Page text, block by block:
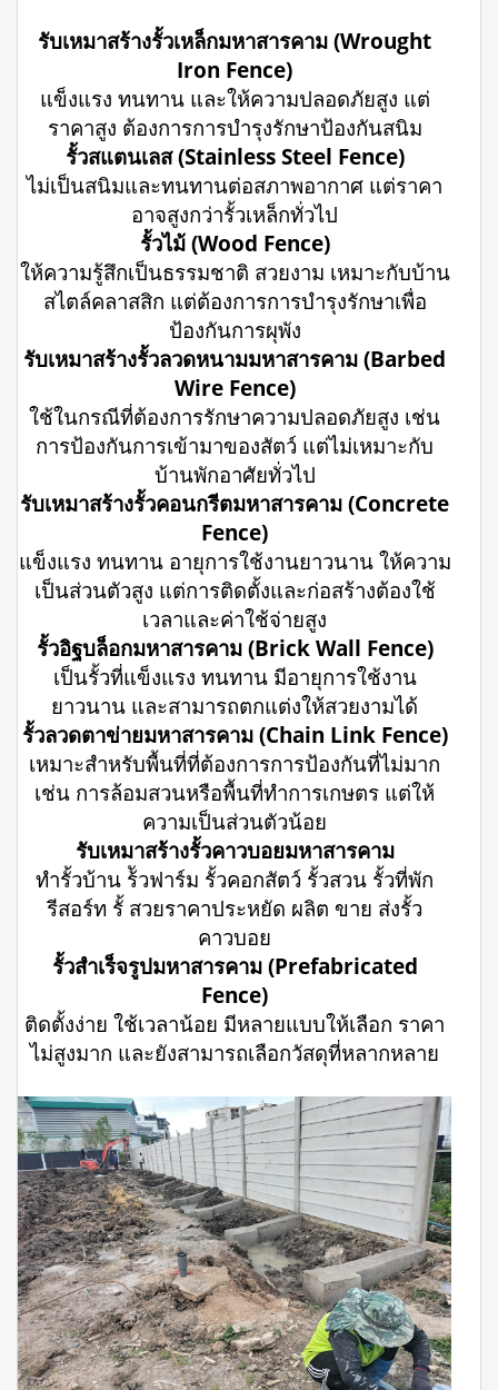
รับเหมาสร้างรั้วเหล็กมหาสารคาม (Wrought
Iron Fence)
แข็งแรง ทนทาน และให้ความปลอดภัยสูง แต่
ราคาสูง ต้องการการบำรุงรักษาป้องกันสนิม
รั้วสแตนเลส (Stainless Steel Fence)
ไม่เป็นสนิมและทนทานต่อสภาพอากาศ แต่ราคา
อาจสูงกว่ารั้วเหล็กทั่วไป
รั้วไม้ (Wood Fence)
ให้ความรู้สึกเป็นธรรมชาติ สวยงาม เหมาะกับบ้าน
สไตล์คลาสสิก แต่ต้องการการบำรุงรักษาเพื่อ
ป้องกันการผุพัง
รับเหมาสร้างรั้วลวดหนามมหาสารคาม (Barbed
Wire Fence)
ใช้ในกรณีที่ต้องการรักษาความปลอดภัยสูง เช่น
การป้องกันการเข้ามาของสัตว์ แต่ไม่เหมาะกับ
บ้านพักอาศัยทั่วไป
รับเหมาสร้างรั้วคอนกรีตมหาสารคาม (Concrete
Fence)
แข็งแรง ทนทาน อายุการใช้งานยาวนาน ให้ความ
เป็นส่วนตัวสูง แต่การติดตั้งและก่อสร้างต้องใช้
เวลาและค่าใช้จ่ายสูง
รั้วอิฐบล็อกมหาสารคาม (Brick Wall Fence)
เป็นรั้วที่แข็งแรง ทนทาน มีอายุการใช้งาน
ยาวนาน และสามารถตกแต่งให้สวยงามได้
รั้วลวดตาข่ายมหาสารคาม (Chain Link Fence)
เหมาะสำหรับพื้นที่ที่ต้องการการป้องกันที่ไม่มาก
เช่น การล้อมสวนหรือพื้นที่ทำการเกษตร แต่ให้
ความเป็นส่วนตัวน้อย
รับเหมาสร้างรั้วคาวบอยมหาสารคาม
ทำรั้วบ้าน ร้ัวฟาร์ม รั้วคอกสัตว์ รั้วสวน รั้วที่พัก
รีสอร์ท รั้ สวยราคาประหยัด ผลิต ขาย ส่งรั้ว
คาวบอย
รั้วสำเร็จรูปมหาสารคาม (Prefabricated
Fence)
ติดตั้งง่าย ใช้เวลาน้อย มีหลายแบบให้เลือก ราคา
ไม่สูงมาก และยังสามารถเลือกวัสดุที่หลากหลาย